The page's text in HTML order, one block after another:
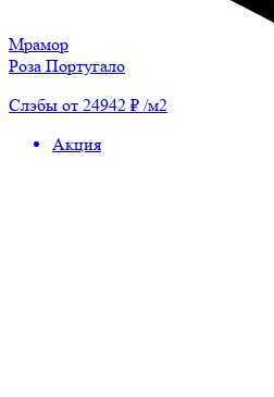
Мрамор
Роза Португало
Слэбы от 24942 ₽ /м2
Акция